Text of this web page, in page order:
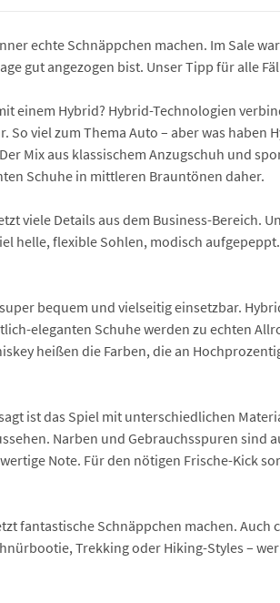
echte Schnäppchen machen. Im Sale
gut angezogen bist. Unser Tipp für alle
einem Hybrid? Hybrid-Technologien
viel zum Thema Auto – aber was haben
Mix aus klassischem Anzugschuh und
Schuhe in mittleren Brauntönen daher.
viele Details aus dem Business-Bereich.
helle, flexible Sohlen, modisch
bequem und vielseitig einsetzbar.
eleganten Schuhe werden zu echten
heißen die Farben, die an
ist das Spiel mit unterschiedlichen
Narben und Gebrauchsspuren
Note. Für den nötigen Frische-Kick
fantastische Schnäppchen machen.
Trekking oder Hiking-Styles –